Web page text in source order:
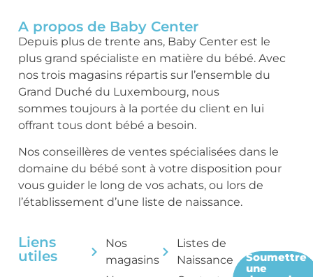
A propos de Baby Center
Depuis plus de trente ans, Baby Center est le
plus grand spécialiste en matière du bébé. Avec
nos trois magasins répartis sur l’ensemble du
Grand Duché du Luxembourg, nous
sommes toujours à la portée du client en lui
offrant tous dont bébé a besoin.
Nos conseillères de ventes spécialisées dans le
domaine du bébé sont à votre disposition pour
vous guider le long de vos achats, ou lors de
l’établissement d’une liste de naissance.
Liens
utiles
Nos
magasins
Listes de
Naissance
Soumettre
une